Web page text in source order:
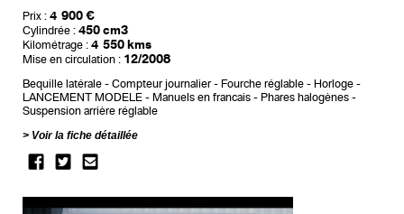
Prix : 4 900 €
Cylindrée : 450 cm3
Kilométrage : 4 550 kms
Mise en circulation : 12/2008
Bequille latérale Compteur journalier Fourche réglable
Horloge
LANCEMENT MODELE
Manuels en francais
Phares halogènes
Suspension arrière réglable
Voir la fiche détaillée